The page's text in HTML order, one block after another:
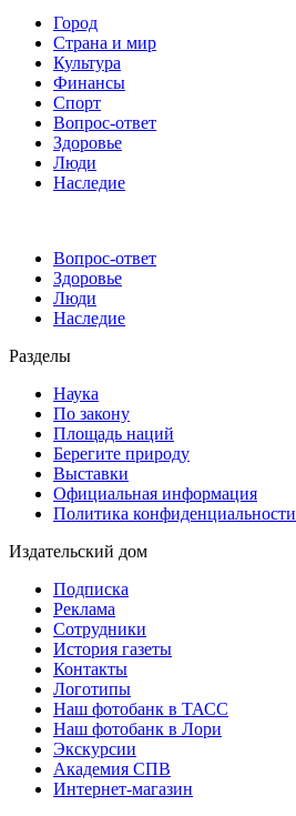
Город
Страна и мир
Культура
Финансы
Спорт
Вопрос-ответ
Здоровье
Люди
Наследие
Вопрос-ответ
Здоровье
Люди
Наследие
Разделы
Наука
По закону
Площадь наций
Берегите природу
Выставки
Официальная информация
Политика конфиденциальности
Издательский дом
Подписка
Реклама
Сотрудники
История газеты
Контакты
Логотипы
Наш фотобанк в ТАСС
Наш фотобанк в Лори
Экскурсии
Академия СПВ
Интернет-магазин